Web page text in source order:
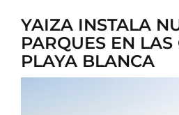
YAIZA INSTALA
PARQUES EN LAS
PLAYA BLANCA